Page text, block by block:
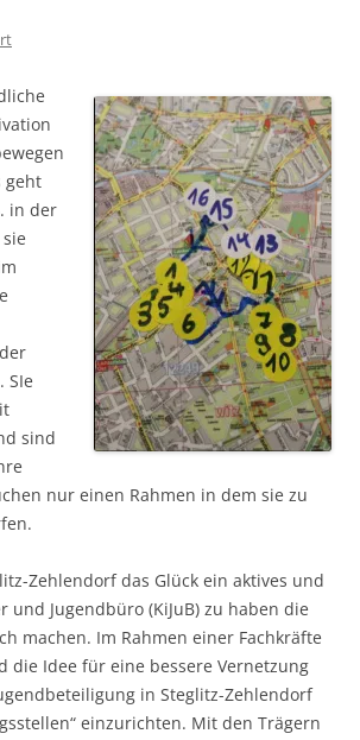
geht
in der
SIe
sind
nur einen Rahmen in dem sie zu
Zehlendorf das Glück ein aktives und
und Jugendbüro (KiJuB) zu haben die
machen. Im Rahmen einer Fachkräfte
die Idee für eine bessere Vernetzung
in Steglitz-Zehlendorf
einzurichten. Mit den Trägern